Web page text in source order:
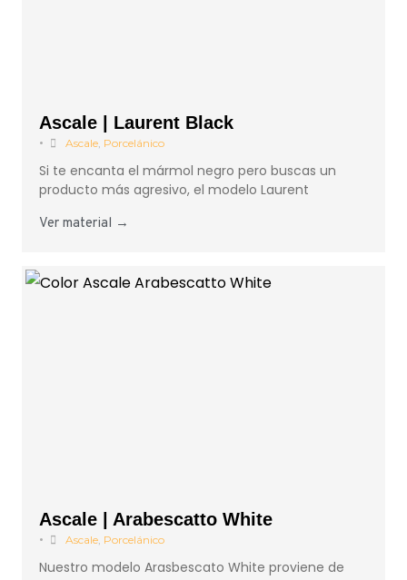
Ascale | Laurent Black
• Ascale, Porcelánico
Si te encanta el mármol negro pero buscas un
producto más agresivo, el modelo Laurent
Ver material →
Ascale | Arabescatto White
• Ascale, Porcelánico
Nuestro modelo Arasbescato White proviene de